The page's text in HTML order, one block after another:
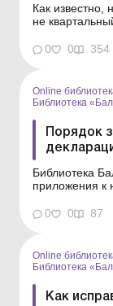
Как известно,
не
удержанного
расчет). Соо...
0 0 354
Online
Библиотека
Порядок
Библиотека
приложения к
обязательств
0 0 87
Online
Библиотека
Как